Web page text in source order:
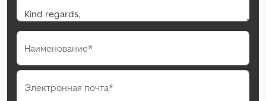
Наименование*
Электронная почта*